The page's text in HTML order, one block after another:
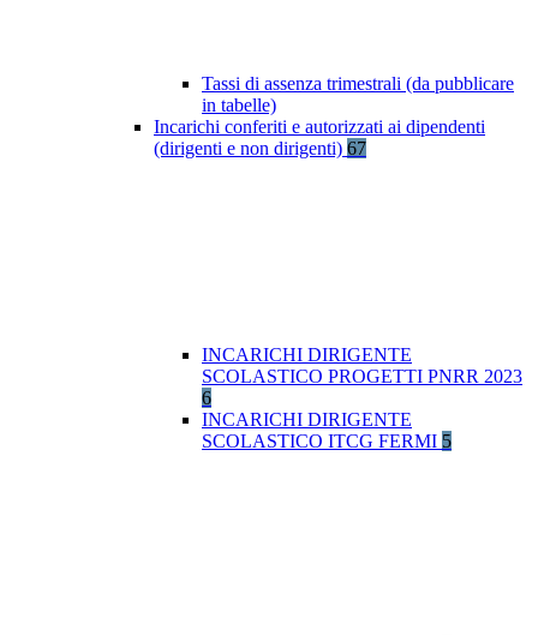
Tassi di assenza trimestrali (da pubblicare
in tabelle)
Incarichi conferiti e autorizzati ai dipendenti
(dirigenti e non dirigenti) 67
INCARICHI DIRIGENTE
SCOLASTICO PROGETTI PNRR 2023
6
INCARICHI DIRIGENTE
SCOLASTICO ITCG FERMI 5